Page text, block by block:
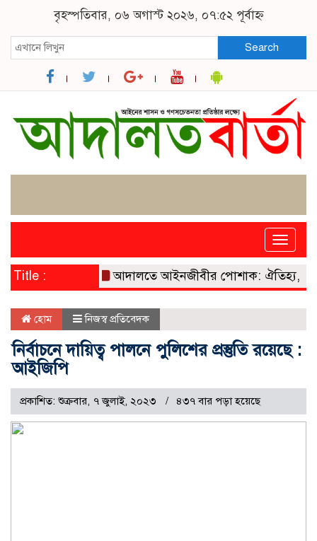
বৃহস্পতিবার, ০৬ অগাস্ট ২০২৬, ০৭:৫২ পূর্বাহ্ন
Search
Toggle
Title : আদালতে আইনজীবীর পোশাক: ঐতিহ্য, প্রতীক
হোম নিজস্ব প্রতিবেদক
নির্বাচনে দায়িত্ব পালনে পুলিশের প্রস্তুতি রয়েছে :
আইজিপি
প্রকাশিত: শুক্রবার, ৭ জুলাই, ২০২৩ ৪৩৭ বার পড়া হয়েছে